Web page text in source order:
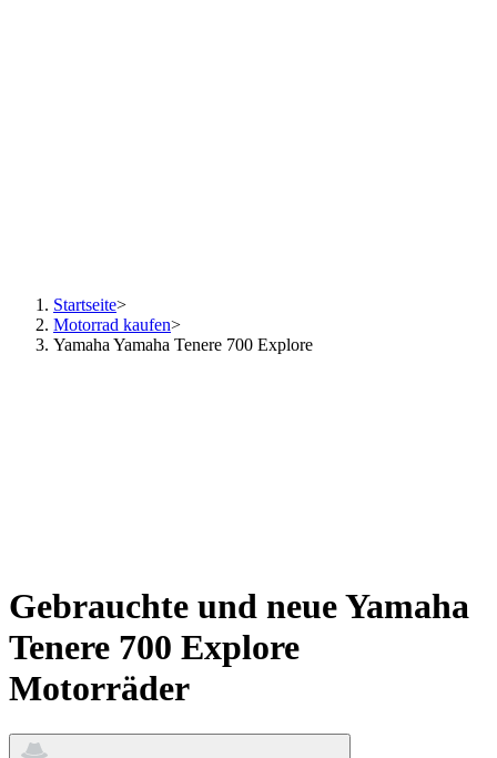
Startseite>
Motorrad kaufen>
Yamaha Yamaha Tenere 700 Explore
Gebrauchte und neue Yamaha
Tenere 700 Explore
Motorräder